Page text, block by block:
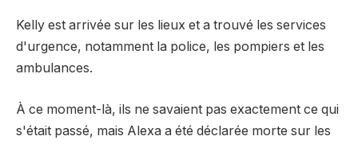
Kelly est arrivée sur les lieux et a trouvé les services
d'urgence, notamment la police, les pompiers et les
ambulances.
À ce moment-là, ils ne savaient pas exactement ce qui
s'était passé, mais Alexa a été déclarée morte sur les